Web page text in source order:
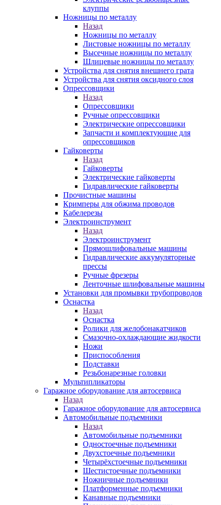
клуппы
Ножницы по металлу
Назад
Ножницы по металлу
Листовые ножницы по металлу
Высечные ножницы по металлу
Шлицевые ножницы по металлу
Устройства для снятия внешнего грата
Устройства для снятия оксидного слоя
Опрессовщики
Назад
Опрессовщики
Ручные опрессовщики
Электрические опрессовщики
Запчасти и комплектующие для
опрессовщиков
Гайковерты
Назад
Гайковерты
Электрические гайковерты
Гидравлические гайковерты
Прочистные машины
Кримперы для обжима проводов
Кабелерезы
Электроинструмент
Назад
Электроинструмент
Прямошлифовальные машины
Гидравлические аккумуляторные
прессы
Ручные фрезеры
Ленточные шлифовальные машины
Установки для промывки трубопроводов
Оснастка
Назад
Оснастка
Ролики для желобонакатчиков
Смазочно-охлаждающие жидкости
Ножи
Приспособления
Подставки
Резьбонарезные головки
Мультипликаторы
Гаражное оборудование для автосервиса
Назад
Гаражное оборудование для автосервиса
Автомобильные подъемники
Назад
Автомобильные подъемники
Одностоечные подъемники
Двухстоечные подъемники
Четырёхстоечные подъемники
Шестистоечные подъемники
Ножничные подъемники
Платформенные подъемники
Канавные подъемники